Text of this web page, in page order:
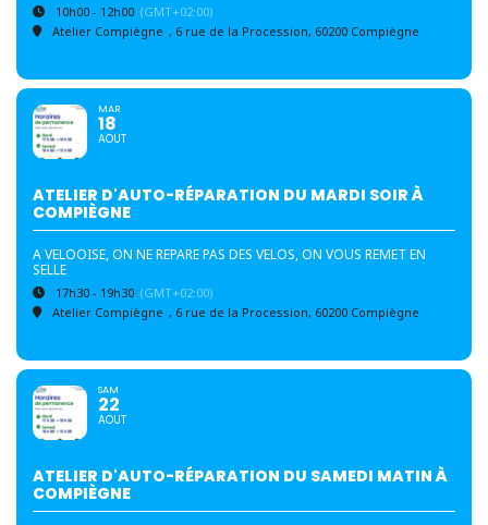
10h00 - 12h00 (GMT+02:00)
Atelier Compiègne , 6 rue de la Procession, 60200 Compiègne
MAR
18
AOUT
ATELIER D'AUTO-RÉPARATION DU MARDI SOIR À
COMPIÈGNE
A VELOOISE, ON NE REPARE PAS DES VELOS, ON VOUS REMET EN
SELLE
17h30 - 19h30 (GMT+02:00)
Atelier Compiègne , 6 rue de la Procession, 60200 Compiègne
SAM
22
AOUT
ATELIER D'AUTO-RÉPARATION DU SAMEDI MATIN À
COMPIÈGNE